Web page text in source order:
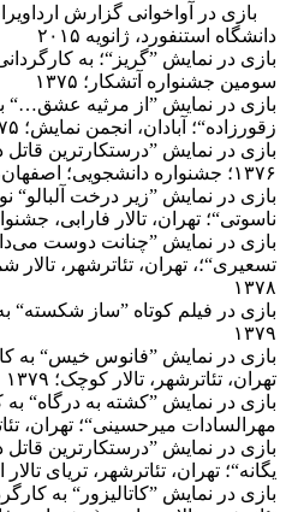
بازی در آواخوانی گزارش
دانشگاه استنفورد، ژانویه ۲۰۱۵
بازی در نمایش ”گریز“؛ به
سومین جشنواره آتشکار؛ ۱۳۷۵
بازی در نمایش ”از مرثیه عشق…“
زقورزاده“؛ آبادان، انجمن نمایش؛ ۱۳۷۵
بازی در نمایش ”درستکارترین قاتل
۱۳۷۶؛ جشنواره دانشجویی؛ اصفهان، جشنواره تئاتر آتشکار؛ ۱۳۷۵
بازی در نمایش ”زیر درخت آلبالو“
ناسوتی“؛ تهران، تالار فارابی،
بازی در نمایش ”چنانت دوست
۱۳۷۸
بازی در فیلم کوتاه ”ساز شکسته“
۱۳۷۹
بازی در نمایش ”فانوس خیس“ به
تهران، تئاترشهر، تالار کوچک؛ ۱۳۷۹
بازی در نمایش ”کشته به درگاه“
مهرالسادات میرحسینی“؛ تهران،
بازی در نمایش ”درستکارترین قاتل
یگانه“؛ تهران، تئاترشهر، تریای تالار
بازی در نمایش ”کاتالیزور“ به